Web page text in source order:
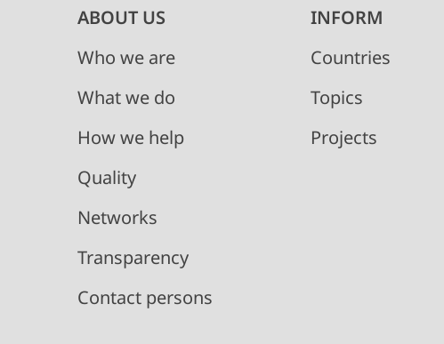
Main
navigation
ABOUT US
Who we are
What we do
How we help
Quality
Networks
Transparency
Contact persons
INFORM
Countries
Topics
Projects